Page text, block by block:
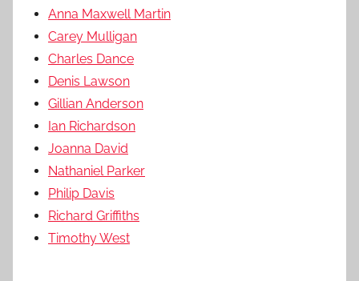
Anna Maxwell Martin
Carey Mulligan
Charles Dance
Denis Lawson
Gillian Anderson
Ian Richardson
Joanna David
Nathaniel Parker
Philip Davis
Richard Griffiths
Timothy West